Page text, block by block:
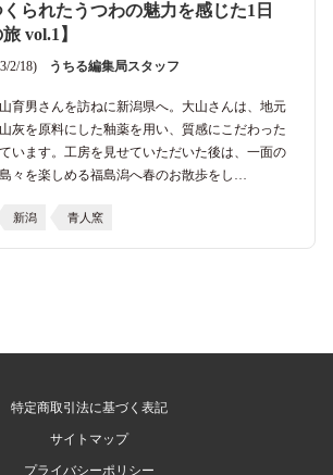
られたうつわの魅力を感じた1日
vol.1】
2/18) うちる編集局スタッフ
育男さんを訪ねに新潟県へ。大山さんは、地元
灰を原料にした釉薬を用い、質感にこだわった
います。工房を見せていただいた後は、一面の
々を楽しめる福島潟へ春のお散歩をし…
新潟 青人窯
特定商取引法に基づく表記
サイトマップ
プライバシーポリシー